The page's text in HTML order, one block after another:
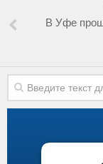
В Уфе